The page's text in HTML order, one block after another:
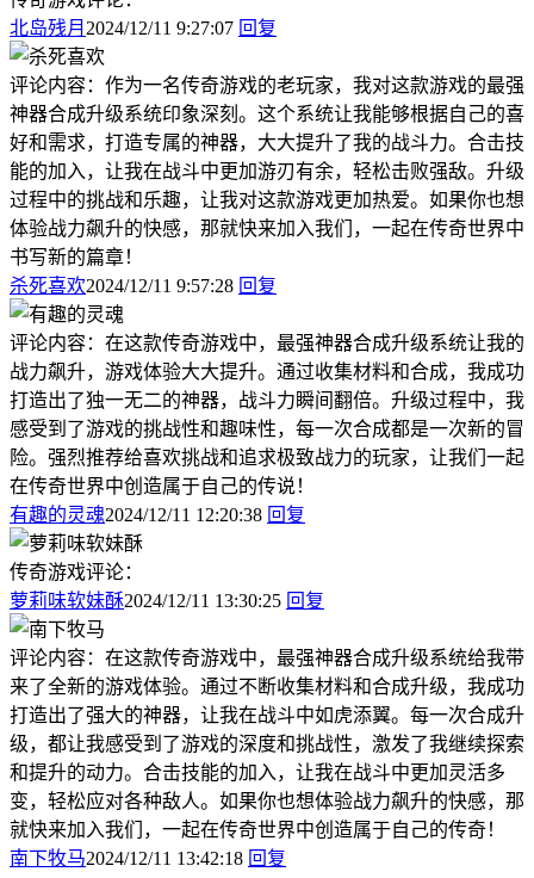
北岛残月 2024/12/11 9:27:07 回复
评论内容：作为一名传奇游戏的老玩家，我对这款游戏的最强
神器合成升级系统印象深刻。这个系统让我能够根据自己的喜
好和需求，打造专属的神器，大大提升了我的战斗力。合击技
能的加入，让我在战斗中更加游刃有余，轻松击败强敌。升级
过程中的挑战和乐趣，让我对这款游戏更加热爱。如果你也想
体验战力飙升的快感，那就快来加入我们，一起在传奇世界中
书写新的篇章！
杀死喜欢2024/12/11 9:57:28 回复
评论内容：在这款传奇游戏中，最强神器合成升级系统让我的
战力飙升，游戏体验大大提升。通过收集材料和合成，我成功
打造出了独一无二的神器，战斗力瞬间翻倍。升级过程中，我
感受到了游戏的挑战性和趣味性，每一次合成都是一次新的冒
险。强烈推荐给喜欢挑战和追求极致战力的玩家，让我们一起
在传奇世界中创造属于自己的传说！
有趣的灵魂2024/12/11 12:20:38 回复
传奇游戏评论：
萝莉味软妹酥2024/12/11 13:30:25 回复
评论内容：在这款传奇游戏中，最强神器合成升级系统给我带
来了全新的游戏体验。通过不断收集材料和合成升级，我成功
打造出了强大的神器，让我在战斗中如虎添翼。每一次合成升
级，都让我感受到了游戏的深度和挑战性，激发了我继续探索
和提升的动力。合击技能的加入，让我在战斗中更加灵活多
变，轻松应对各种敌人。如果你也想体验战力飙升的快感，那
就快来加入我们，一起在传奇世界中创造属于自己的传奇！
南下牧马2024/12/11 13:42:18 回复